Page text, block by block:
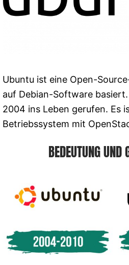
Ubuntu ist eine Open-
auf Debian-Software
2004 ins Leben gerufen. Es
Betriebssystem mit
BEDEUTUNG UND